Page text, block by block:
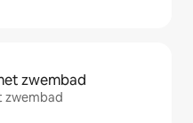
zwembad
zwembad